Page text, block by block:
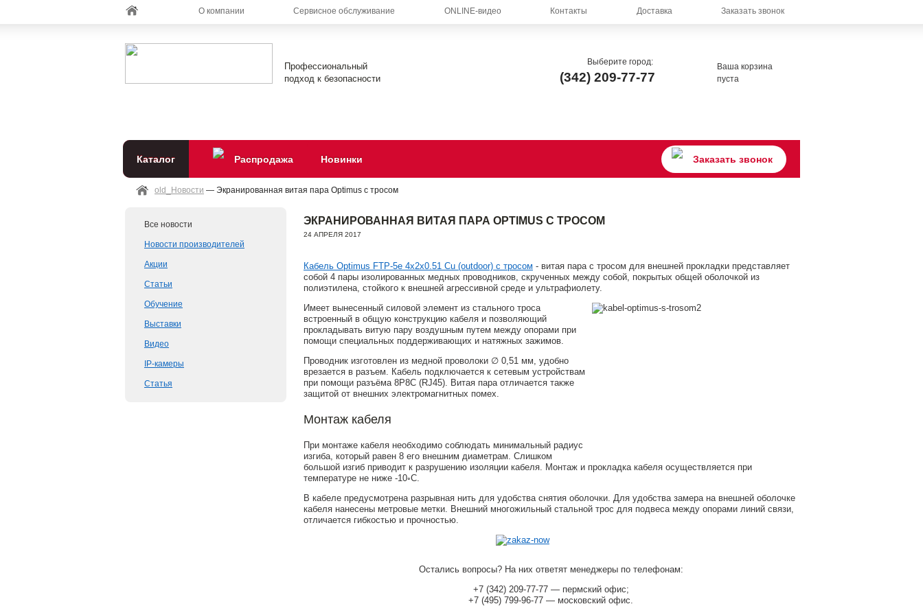
О компании Сервисное обслуживание ONLINE-видео Контакты Доставка Заказать звонок
Профессиональный
подход к безопасности
Выберите город:
(342) 209-77-77
Ваша корзина
пуста
Каталог Распродажа Новинки Заказать звонок
old_Новости — Экранированная витая пара Optimus с тросом
Все новости
Новости производителей
Акции
Статьи
Обучение
Выставки
Видео
IP-камеры
Статья
ЭКРАНИРОВАННАЯ ВИТАЯ ПАРА OPTIMUS С ТРОСОМ
24 АПРЕЛЯ 2017
Кабель Optimus FTP-5e 4x2x0.51 Cu (outdoor) с тросом - витая пара с тросом для внешней прокладки представляет
собой 4 пары изолированных медных проводников, скрученных между собой, покрытых общей оболочкой из
полиэтилена, стойкого к внешней агрессивной среде и ультрафиолету.
Имеет вынесенный силовой элемент из стального троса
встроенный в общую конструкцию кабеля и позволяющий
прокладывать витую пару воздушным путем между опорами при
помощи специальных поддерживающих и натяжных зажимов.
Проводник изготовлен из медной проволоки ∅ 0,51 мм, удобно
врезается в разъем. Кабель подключается к сетевым устройствам
при помощи разъёма 8P8C (RJ45). Витая пара отличается также
защитой от внешних электромагнитных помех.
Монтаж кабеля
При монтаже кабеля необходимо соблюдать минимальный радиус
изгиба, который равен 8 его внешним диаметрам. Слишком
большой изгиб приводит к разрушению изоляции кабеля. Монтаж и прокладка кабеля осуществляется при
температуре не ниже -10◦С.
В кабеле предусмотрена разрывная нить для удобства снятия оболочки. Для удобства замера на внешней оболочке
кабеля нанесены метровые метки. Внешний многожильный стальной трос для подвеса между опорами линий связи,
отличается гибкостью и прочностью.
Остались вопросы? На них ответят менеджеры по телефонам:
+7 (342) 209-77-77 — пермский офис;
+7 (495) 799-96-77 — московский офис.